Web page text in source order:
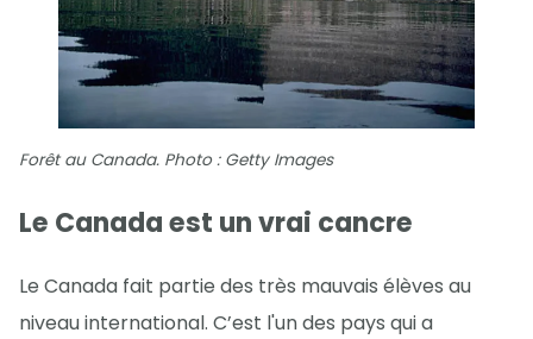
Forêt au Canada. Photo : Getty Images
Le Canada est un vrai cancre
Le Canada fait partie des très mauvais élèves au
niveau international. C’est l'un des pays qui a